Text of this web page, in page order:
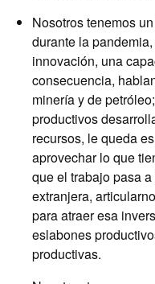
Nosotros tenemos
durante la
innovación, una
consecuencia,
minería y de
productivos
recursos, le queda
aprovechar lo que
que el trabajo pasa
extranjera,
para atraer esa
eslabones
productivas.